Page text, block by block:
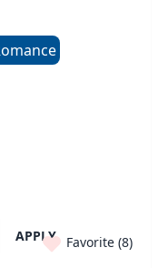
APPLY Favorite (8)